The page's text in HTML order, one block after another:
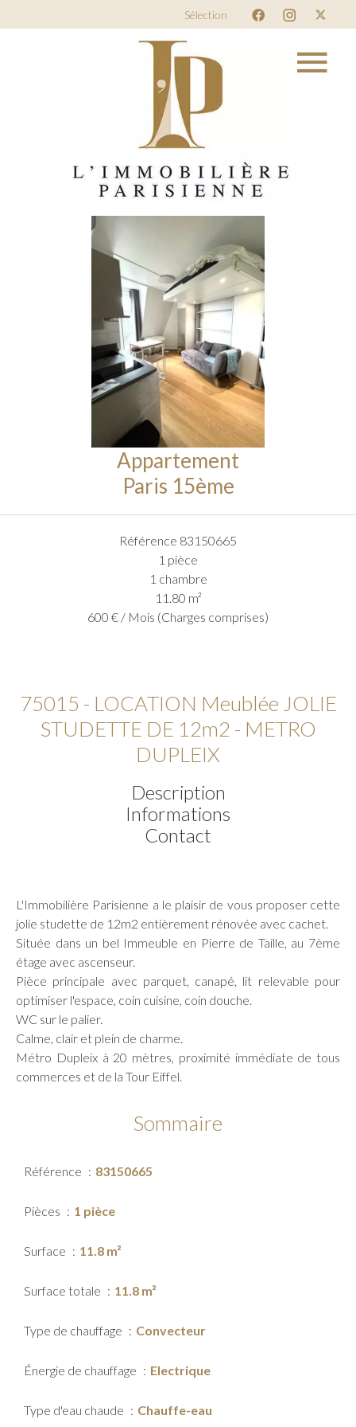
Sélection
Appartement
Paris 15ème
Référence 83150665
1 pièce
1 chambre
11.80 m²
600 € / Mois (Charges comprises)
75015 - LOCATION Meublée JOLIE
STUDETTE DE 12m2 - METRO
DUPLEIX
Description
Informations
Contact
L'Immobilière Parisienne a le plaisir de vous proposer cette
jolie studette de 12m2 entièrement rénovée avec cachet.
Située dans un bel Immeuble en Pierre de Taille, au 7ème
étage avec ascenseur.
Pièce principale avec parquet, canapé, lit relevable pour
optimiser l'espace, coin cuisine, coin douche.
WC sur le palier.
Calme, clair et plein de charme.
Métro Dupleix à 20 mètres, proximité immédiate de tous
commerces et de la Tour Eiffel.
Sommaire
Référence 83150665
Pièces 1 pièce
Surface 11.8 m²
Surface totale 11.8 m²
Type de chauffage Convecteur
Énergie de chauffage Electrique
Type d'eau chaude Chauffe-eau